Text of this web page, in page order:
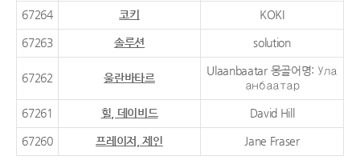
67264 코키 KOKI
67263 솔루션 solution
67262 울란바타르
Ulaanbaatar 몽골어명: Ула
анбаатар
67261 힐, 데이비드 David Hill
67260 프레이저, 제인 Jane Fraser